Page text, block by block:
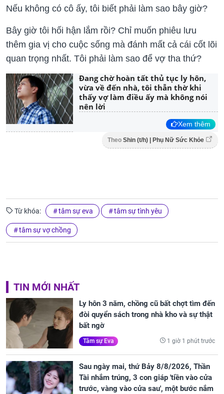
Nếu không có cô ấy, tôi biết phải làm sao bây giờ?
Bây giờ tôi hối hận lắm rồi? Chỉ muốn phiêu lưu
thêm gia vị cho cuộc sống mà đánh mất cả cái cốt lõi
quan trọng nhất. Tôi phải làm sao để vợ tha thứ?
Đang chờ hoàn tất thủ tục ly hôn,
vừa về đến nhà, tôi thẫn thờ khi
thấy vợ làm điều ấy mà không nói
nên lời
Xem thêm
Theo Shin (t/h) | Phụ Nữ Sức Khỏe
Từ khóa: tâm sự eva tâm sự tình yêu
tâm sự vợ chồng
TIN MỚI NHẤT
Ly hôn 3 năm, chồng cũ bất chợt tìm đến
đòi quyển sách trong nhà kho và sự thật
bất ngờ
Tâm sự Eva 1 giờ 1 phút trước
Sau ngày mai, thứ Bảy 8/8/2026, Thần
Tài nhắm trúng, 3 con giáp 'tiền vào cửa
trước, vàng vào cửa sau', một bước nắm